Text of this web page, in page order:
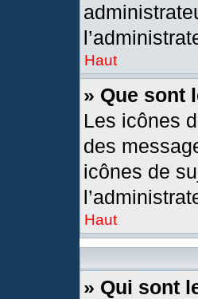
Haut
» Que sont
Les icônes
des
icônes de
Haut
» Qui sont